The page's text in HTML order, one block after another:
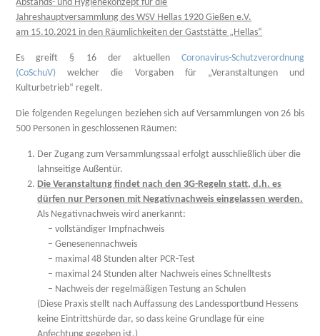
Abstands- und Hygienekonzept für die
Jahreshauptversammlung des WSV Hellas 1920 Gießen e.V.
am 15.10.2021 in den Räumlichkeiten der Gaststätte „Hellas“
Es greift § 16 der aktuellen Coronavirus-Schutzverordnung
(CoSchuV) welcher die Vorgaben für „Veranstaltungen und
Kulturbetrieb“ regelt.
Die folgenden Regelungen beziehen sich auf Versammlungen von 26 bis
500 Personen in geschlossenen Räumen:
Der Zugang zum Versammlungssaal erfolgt ausschließlich über die
lahnseitige Außentür.
Die Veranstaltung findet nach den 3G-Regeln statt, d.h. es
dürfen nur Personen mit Negativnachweis eingelassen werden.
Als Negativnachweis wird anerkannt:
– vollständiger Impfnachweis
– Genesenennachweis
– maximal 48 Stunden alter PCR-Test
– maximal 24 Stunden alter Nachweis eines Schnelltests
– Nachweis der regelmäßigen Testung an Schulen
(Diese Praxis stellt nach Auffassung des Landessportbund Hessens
keine Eintrittshürde dar, so dass keine Grundlage für eine